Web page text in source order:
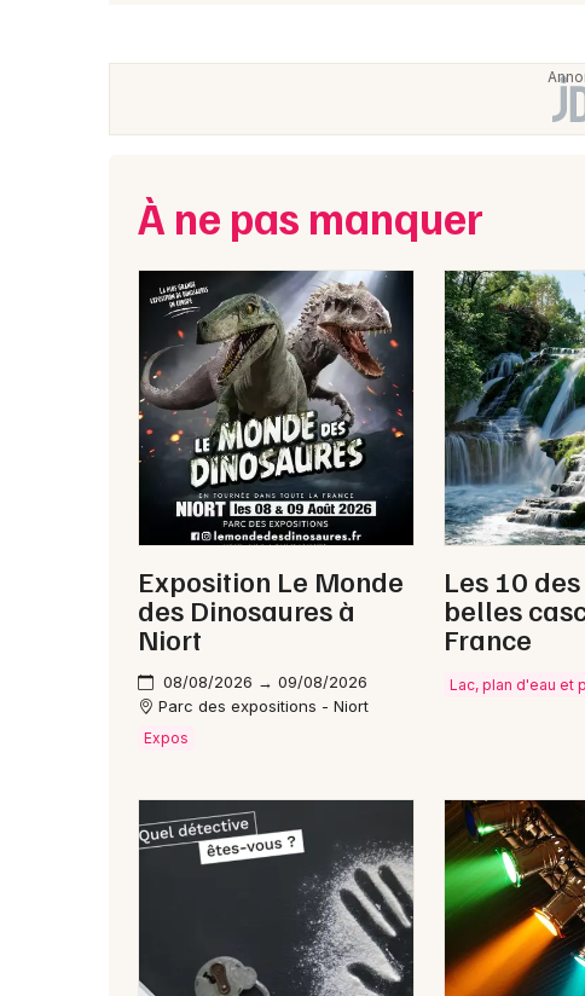
À ne pas manquer
Exposition Le Monde
des Dinosaures à
Niort
08/08/2026 → 09/08/2026
Parc des expositions - Niort
Expos
Les 10
belles
France
Lac, plan d'eau et